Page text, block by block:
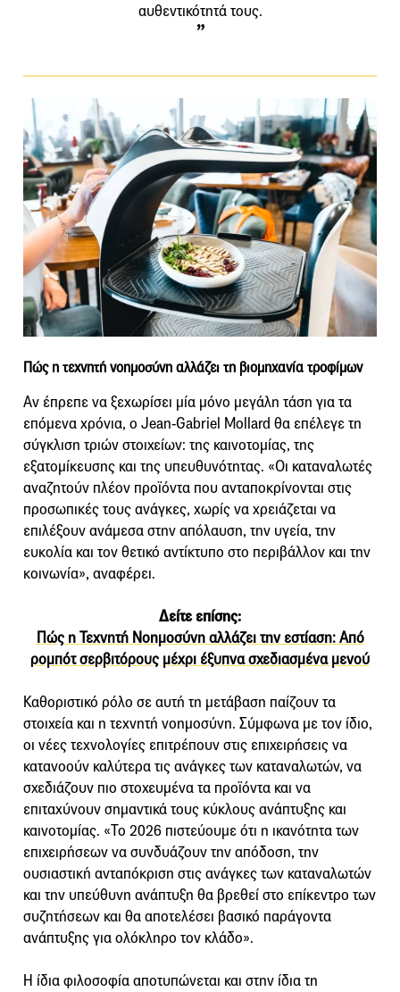
αυθεντικότητά τους.
Πώς η τεχνητή νοημοσύνη αλλάζει τη βιομηχανία τροφίμων
Αν έπρεπε να ξεχωρίσει μία μόνο μεγάλη τάση για τα
επόμενα χρόνια, ο Jean-Gabriel Mollard θα επέλεγε τη
σύγκλιση τριών στοιχείων: της καινοτομίας, της
εξατομίκευσης και της υπευθυνότητας. «Οι καταναλωτές
αναζητούν πλέον προϊόντα που ανταποκρίνονται στις
προσωπικές τους ανάγκες, χωρίς να χρειάζεται να
επιλέξουν ανάμεσα στην απόλαυση, την υγεία, την
ευκολία και τον θετικό αντίκτυπο στο περιβάλλον και την
κοινωνία», αναφέρει.
Δείτε επίσης:
Πώς η Τεχνητή Νοημοσύνη αλλάζει την εστίαση: Από
ρομπότ σερβιτόρους μέχρι έξυπνα σχεδιασμένα μενού
Καθοριστικό ρόλο σε αυτή τη μετάβαση παίζουν τα
στοιχεία και η τεχνητή νοημοσύνη. Σύμφωνα με τον ίδιο,
οι νέες τεχνολογίες επιτρέπουν στις επιχειρήσεις να
κατανοούν καλύτερα τις ανάγκες των καταναλωτών, να
σχεδιάζουν πιο στοχευμένα τα προϊόντα και να
επιταχύνουν σημαντικά τους κύκλους ανάπτυξης και
καινοτομίας. «Το 2026 πιστεύουμε ότι η ικανότητα των
επιχειρήσεων να συνδυάζουν την απόδοση, την
ουσιαστική ανταπόκριση στις ανάγκες των καταναλωτών
και την υπεύθυνη ανάπτυξη θα βρεθεί στο επίκεντρο των
συζητήσεων και θα αποτελέσει βασικό παράγοντα
ανάπτυξης για ολόκληρο τον κλάδο».
Η ίδια φιλοσοφία αποτυπώνεται και στην ίδια τη